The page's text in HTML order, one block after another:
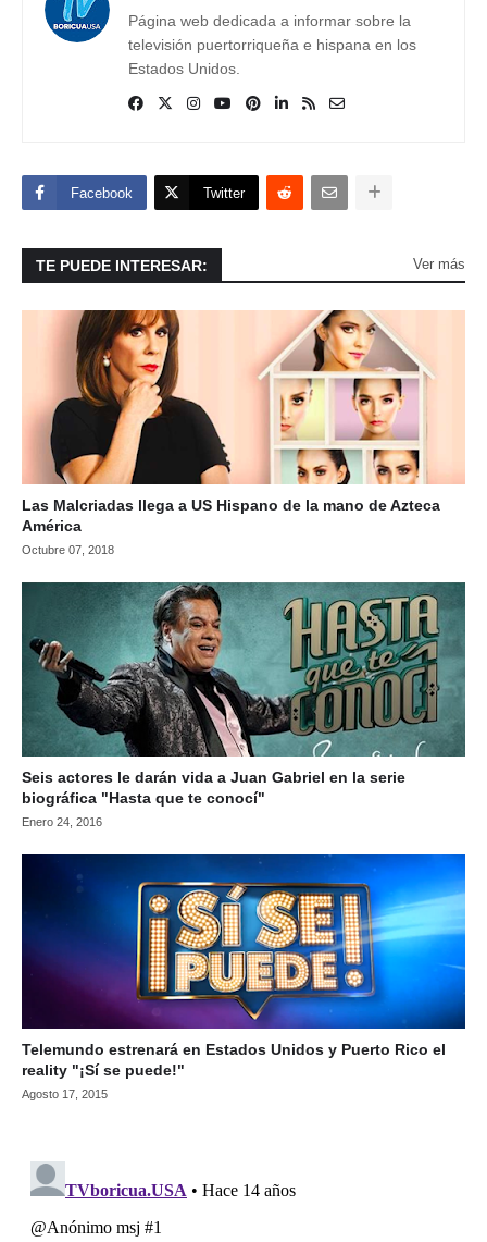
Página web dedicada a informar sobre la
televisión puertorriqueña e hispana en los
Estados Unidos.
Facebook Twitter
TE PUEDE INTERESAR: Ver más
Las Malcriadas llega a US Hispano de la mano de Azteca
América
Octubre 07, 2018
Seis actores le darán vida a Juan Gabriel en la serie
biográfica "Hasta que te conocí"
Enero 24, 2016
Telemundo estrenará en Estados Unidos y Puerto Rico el
reality "¡Sí se puede!"
Agosto 17, 2015